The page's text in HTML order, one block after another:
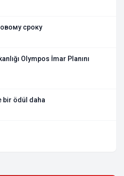
сроку
Olympos İmar Planını
bir ödül daha